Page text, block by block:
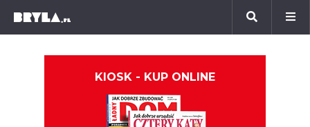
KIOSK - KUP ONLINE